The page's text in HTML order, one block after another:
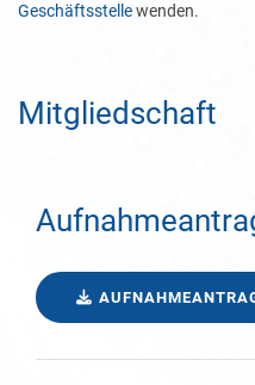
Geschäftsstellewenden.
Mitgliedschaft